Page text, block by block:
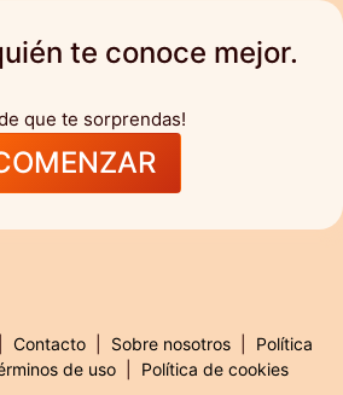
te conoce mejor.
que te sorprendas!
Contacto| Sobre nosotros| Política
de uso Política de cookies